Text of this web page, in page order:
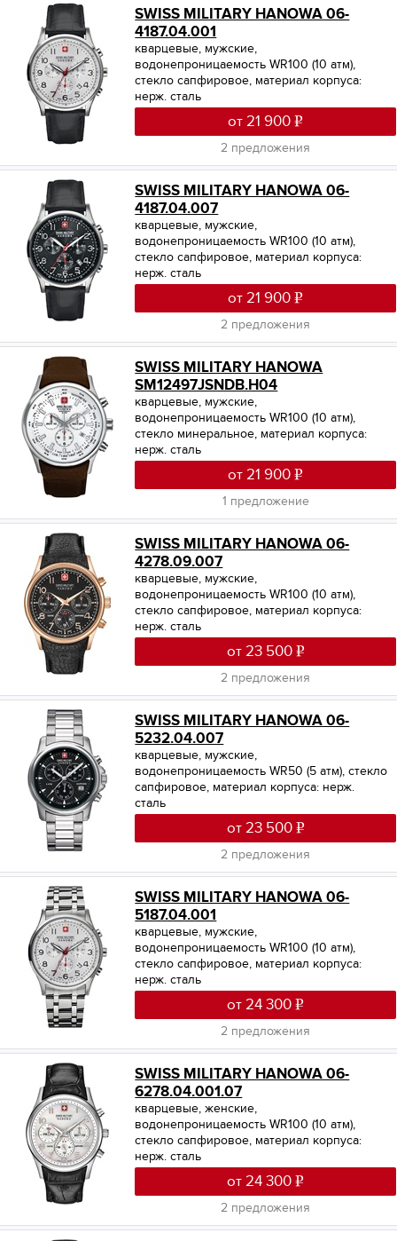
SWISS MILITARY HANOWA 06-
4187.04.001
кварцевые, мужские,
водонепроницаемость WR100 (10 атм),
стекло сапфировое, материал корпуса:
нерж. сталь
от 21 900
2 предложения
SWISS MILITARY HANOWA 06-
4187.04.007
кварцевые, мужские,
водонепроницаемость WR100 (10 атм),
стекло сапфировое, материал корпуса:
нерж. сталь
от 21 900
2 предложения
SWISS MILITARY HANOWA
SM12497JSNDB.H04
кварцевые, мужские,
водонепроницаемость WR100 (10 атм),
стекло минеральное, материал корпуса:
нерж. сталь
от 21 900
1 предложение
SWISS MILITARY HANOWA 06-
4278.09.007
кварцевые, мужские,
водонепроницаемость WR100 (10 атм),
стекло сапфировое, материал корпуса:
нерж. сталь
от 23 500
2 предложения
SWISS MILITARY HANOWA 06-
5232.04.007
кварцевые, мужские,
водонепроницаемость WR50 (5 атм), стекло
сапфировое, материал корпуса: нерж.
сталь
от 23 500
2 предложения
SWISS MILITARY HANOWA 06-
5187.04.001
кварцевые, мужские,
водонепроницаемость WR100 (10 атм),
стекло сапфировое, материал корпуса:
нерж. сталь
от 24 300
2 предложения
SWISS MILITARY HANOWA 06-
6278.04.001.07
кварцевые, женские,
водонепроницаемость WR100 (10 атм),
стекло сапфировое, материал корпуса:
нерж. сталь
от 24 300
2 предложения